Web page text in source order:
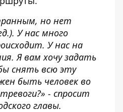
но нет
). У нас много
У нас на
Я вам хочу задать
снять всю эту
быть человек во
- спросит
главы.